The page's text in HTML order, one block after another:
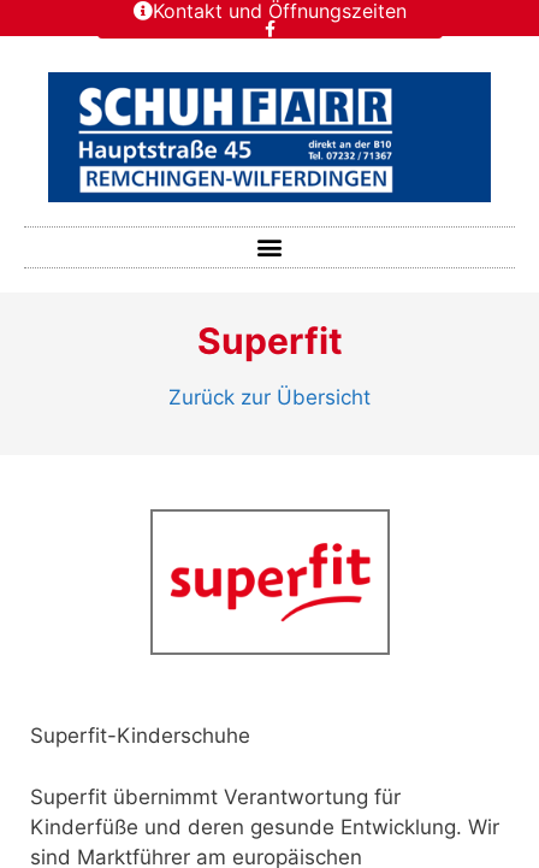
Kontakt und Öffnungszeiten
Superfit
Zurück zur Übersicht
Superfit-Kinderschuhe
Superfit übernimmt Verantwortung für
Kinderfüße und deren gesunde Entwicklung. Wir
sind Marktführer am europäischen